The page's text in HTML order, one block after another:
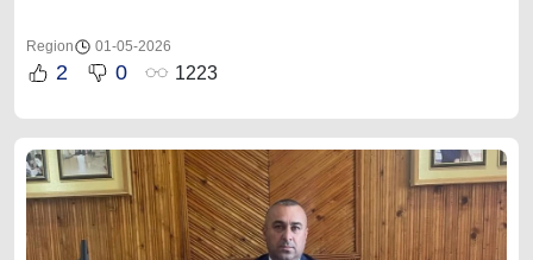
Region 01-05-2026
2 0 1223